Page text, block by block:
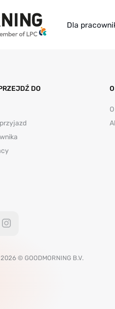
Dla
DO
© GOODMORNING B.V.